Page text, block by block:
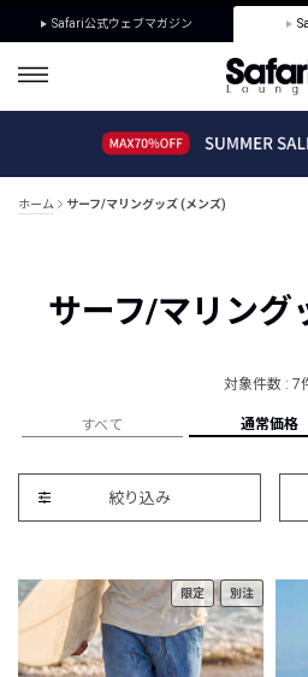
Safari公式ウェブマガジン
ホーム サーフ/マリングッズ (メンズ)
サーフ/マリング
対象件数 : 7
すべて 通常価格
絞り込み
限定 別注